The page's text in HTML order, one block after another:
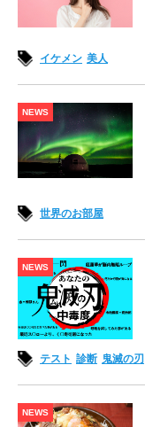
イケメン 美人
NEWS
世界のお部屋
NEWS
テスト 診断 鬼滅の刃
NEWS